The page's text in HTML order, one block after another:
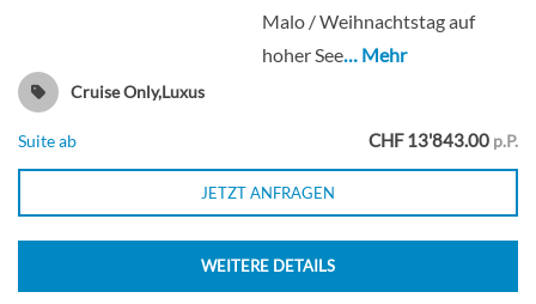
Malo / Weihnachtstag auf
hoher See… Mehr
Cruise Only,Luxus
Suite ab CHF 13'843.00 p.P.
JETZT ANFRAGEN
WEITERE DETAILS